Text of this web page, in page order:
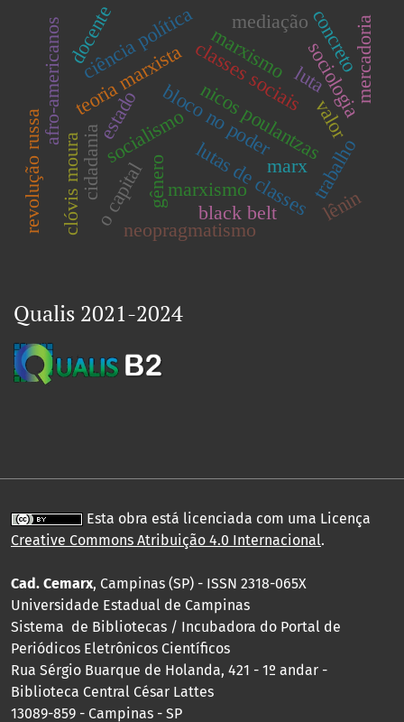
teoria marxistanicos poulantzas
estado classes sociais
lutas de classes
bloco no poder
marxismo
marxismo
socialismo
luta
cidadania gênero marxtrabalho
ciência política sociologia
afro-americanos
black belt lênin
revolução russa clóvis moura o capital
concreto
docente mediação mercadoria
valor
neopragmatismo
Qualis 2021-2024
Esta obra está licenciada com uma Licença
Creative Commons Atribuição 4.0 Internacional.
Cad. Cemarx, Campinas (SP) - ISSN 2318-065X
Universidade Estadual de Campinas
Sistema de Bibliotecas / Incubadora do Portal de
Periódicos Eletrônicos Científicos
Rua Sérgio Buarque de Holanda, 421 - 1º andar -
Biblioteca Central César Lattes
13089-859 - Campinas - SP